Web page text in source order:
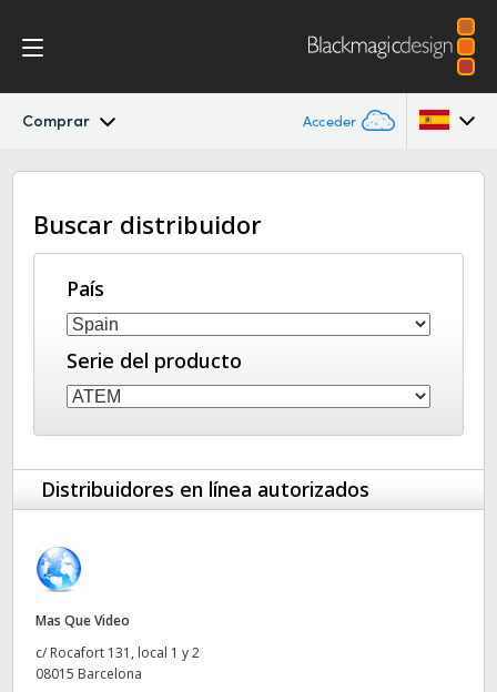
Comprar Acceder
ATEM Television Studio
Primeros pasos
Características
Edición
Galería
Especificaciones
Australia
Austria
Brazil
Canada
Denmark
Germany
Hong Kong SAR, China
Buscar distribuidor
País
Serie del producto
Distribuidores en línea autorizados
Mas Que Video
c/ Rocafort 131, local 1 y 2
08015 Barcelona